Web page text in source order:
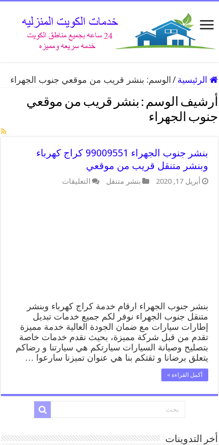
الرئيسية / الوسم: بنشر قريب من موقعي جنوب الجهراء
أرشيف الوسم : بنشر قريب من موقعي
جنوب الجهراء
بنشر جنوب الجهراء 99009551 كراج كهرباء
وبنشر متنقل قريب من موقعي
أبريل 17, 2020 بنشر متنقل التعليقات
بنشر جنوب الجهراء ارقام خدمة كراج كهرباء وبنشر
متنقل جنوب الجهراء نوفر لكم جميع خدمات تبديل
إطارات سيارات مع ضمان الجودة العالية خدمة مميزة
تقدم من قبل شركة مميزة، بحيث نقدم خدمات خاصة
بتصليح وصيانة السيارات سيارتكم هي سيارتنا و رضاكم
يتعلق برضانا و ثقتكم بنا هي عنوان تميزنا سارعوا …
أكمل القراءة »
أخر التدوينات